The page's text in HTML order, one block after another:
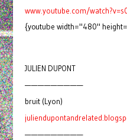
www.youtube.com/
{youtube width="480"
JULIEN DUPONT
—————————
bruit (Lyon)
—————————